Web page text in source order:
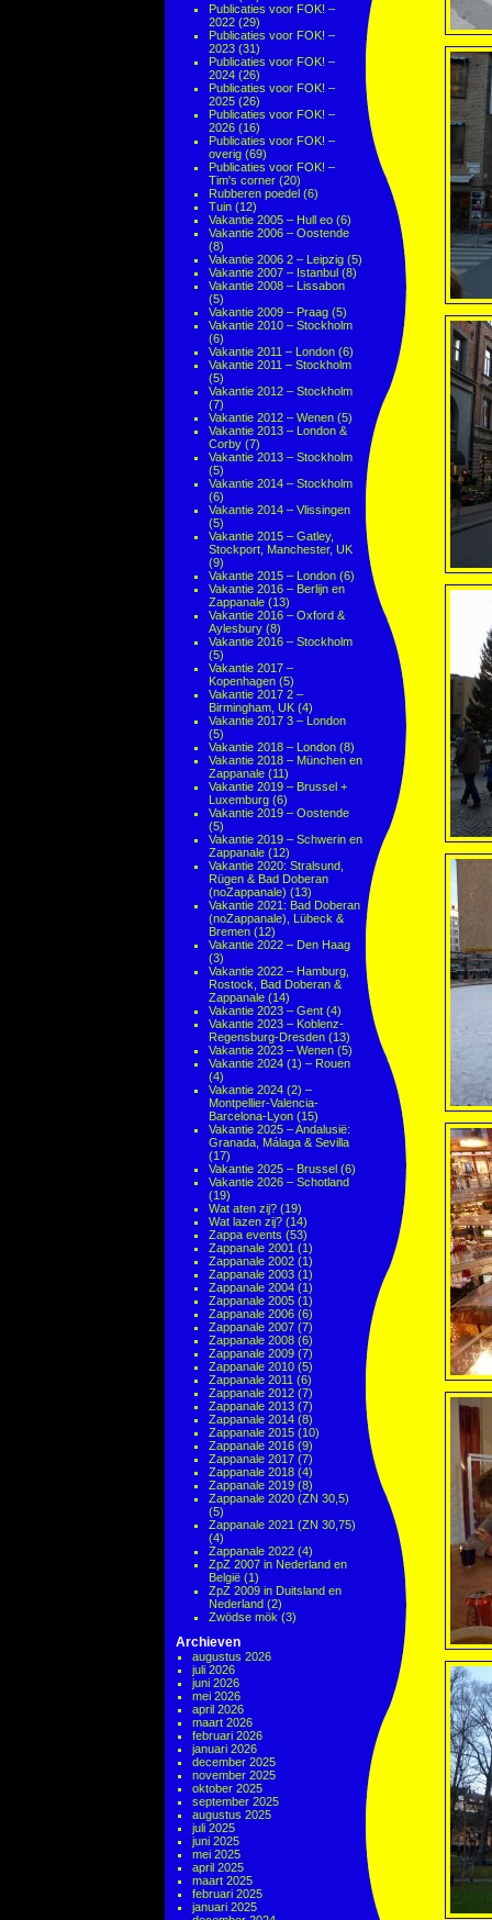
Publicaties voor FOK! –
2022 (29)
Publicaties voor FOK! –
2023 (31)
Publicaties voor FOK! –
2024 (26)
Publicaties voor FOK! –
2025 (26)
Publicaties voor FOK! –
2026 (16)
Publicaties voor FOK! –
overig (69)
Publicaties voor FOK! –
Tim's corner (20)
Rubberen poedel (6)
Tuin (12)
Vakantie 2005 – Hull eo (6)
Vakantie 2006 – Oostende
(8)
Vakantie 2006 2 – Leipzig (5)
Vakantie 2007 – Istanbul (8)
Vakantie 2008 – Lissabon
(5)
Vakantie 2009 – Praag (5)
Vakantie 2010 – Stockholm
(6)
Vakantie 2011 – London (6)
Vakantie 2011 – Stockholm
(5)
Vakantie 2012 – Stockholm
(7)
Vakantie 2012 – Wenen (5)
Vakantie 2013 – London &
Corby (7)
Vakantie 2013 – Stockholm
(5)
Vakantie 2014 – Stockholm
(6)
Vakantie 2014 – Vlissingen
(5)
Vakantie 2015 – Gatley,
Stockport, Manchester, UK
(9)
Vakantie 2015 – London (6)
Vakantie 2016 – Berlijn en
Zappanale (13)
Vakantie 2016 – Oxford &
Aylesbury (8)
Vakantie 2016 – Stockholm
(5)
Vakantie 2017 –
Kopenhagen (5)
Vakantie 2017 2 –
Birmingham, UK (4)
Vakantie 2017 3 – London
(5)
Vakantie 2018 – London (8)
Vakantie 2018 – München en
Zappanale (11)
Vakantie 2019 – Brussel +
Luxemburg (6)
Vakantie 2019 – Oostende
(5)
Vakantie 2019 – Schwerin en
Zappanale (12)
Vakantie 2020: Stralsund,
Rügen & Bad Doberan
(noZappanale) (13)
Vakantie 2021: Bad Doberan
(noZappanale), Lübeck &
Bremen (12)
Vakantie 2022 – Den Haag
(3)
Vakantie 2022 – Hamburg,
Rostock, Bad Doberan &
Zappanale (14)
Vakantie 2023 – Gent (4)
Vakantie 2023 – Koblenz-
Regensburg-Dresden (13)
Vakantie 2023 – Wenen (5)
Vakantie 2024 (1) – Rouen
(4)
Vakantie 2024 (2) –
Montpellier-Valencia-
Barcelona-Lyon (15)
Vakantie 2025 – Andalusië:
Granada, Málaga & Sevilla
(17)
Vakantie 2025 – Brussel (6)
Vakantie 2026 – Schotland
(19)
Wat aten zij? (19)
Wat lazen zij? (14)
Zappa events (53)
Zappanale 2001 (1)
Zappanale 2002 (1)
Zappanale 2003 (1)
Zappanale 2004 (1)
Zappanale 2005 (1)
Zappanale 2006 (6)
Zappanale 2007 (7)
Zappanale 2008 (6)
Zappanale 2009 (7)
Zappanale 2010 (5)
Zappanale 2011 (6)
Zappanale 2012 (7)
Zappanale 2013 (7)
Zappanale 2014 (8)
Zappanale 2015 (10)
Zappanale 2016 (9)
Zappanale 2017 (7)
Zappanale 2018 (4)
Zappanale 2019 (8)
Zappanale 2020 (ZN 30,5)
(5)
Zappanale 2021 (ZN 30,75)
(4)
Zappanale 2022 (4)
ZpZ 2007 in Nederland en
België (1)
ZpZ 2009 in Duitsland en
Nederland (2)
Zwödse mök (3)
Archieven
augustus 2026
juli 2026
juni 2026
mei 2026
april 2026
maart 2026
februari 2026
januari 2026
december 2025
november 2025
oktober 2025
september 2025
augustus 2025
juli 2025
juni 2025
mei 2025
april 2025
maart 2025
februari 2025
januari 2025